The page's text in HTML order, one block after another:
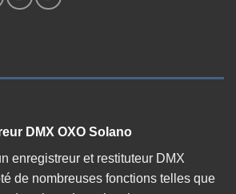
DMX OXO Solano
enregistreur et restituteur DMX
de nombreuses fonctions telles que